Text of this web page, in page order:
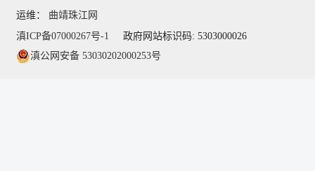
运维： 曲靖珠江网
滇ICP备07000267号-1
政府网站标识码: 5303000026
滇公网安备 53030202000253号